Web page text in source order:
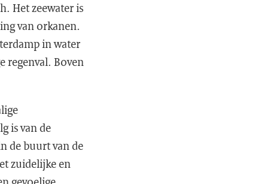
Het zeewater is
van orkanen.
in water
regenval. Boven
is van de
de buurt van de
zuidelijke en